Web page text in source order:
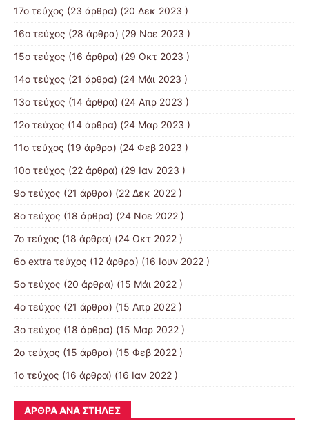
17o τεύχος (23 άρθρα) (20 Δεκ 2023 )
16ο τεύχος (28 άρθρα) (29 Νοε 2023 )
15ο τεύχος (16 άρθρα) (29 Οκτ 2023 )
14ο τεύχος (21 άρθρα) (24 Μάι 2023 )
13ο τεύχος (14 άρθρα) (24 Απρ 2023 )
12ο τεύχος (14 άρθρα) (24 Μαρ 2023 )
11ο τεύχος (19 άρθρα) (24 Φεβ 2023 )
10o τεύχος (22 άρθρα) (29 Ιαν 2023 )
9ο τεύχος (21 άρθρα) (22 Δεκ 2022 )
8ο τεύχος (18 άρθρα) (24 Νοε 2022 )
7ο τεύχος (18 άρθρα) (24 Οκτ 2022 )
6ο extra τεύχος (12 άρθρα) (16 Ιουν 2022 )
5ο τεύχος (20 άρθρα) (15 Μάι 2022 )
4ο τεύχος (21 άρθρα) (15 Απρ 2022 )
3ο τεύχος (18 άρθρα) (15 Μαρ 2022 )
2ο τεύχος (15 άρθρα) (15 Φεβ 2022 )
1ο τεύχος (16 άρθρα) (16 Ιαν 2022 )
ΆΡΘΡΑ ΑΝΆ ΣΤΉΛΕΣ